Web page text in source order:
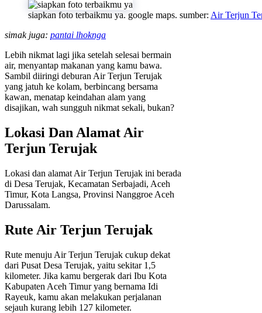
siapkan foto terbaikmu ya. google maps. sumber: Air Terjun
simak juga: pantai lhoknga
Lebih nikmat lagi jika setelah selesai bermain
air, menyantap makanan yang kamu bawa.
Sambil diiringi deburan Air Terjun Terujak
yang jatuh ke kolam, berbincang bersama
kawan, menatap keindahan alam yang
disajikan, wah sungguh nikmat sekali, bukan?
Lokasi Dan Alamat Air
Terjun Terujak
Lokasi dan alamat Air Terjun Terujak ini berada
di Desa Terujak, Kecamatan Serbajadi, Aceh
Timur, Kota Langsa, Provinsi Nanggroe Aceh
Darussalam.
Rute Air Terjun Terujak
Rute menuju Air Terjun Terujak cukup dekat
dari Pusat Desa Terujak, yaitu sekitar 1,5
kilometer. Jika kamu bergerak dari Ibu Kota
Kabupaten Aceh Timur yang bernama Idi
Rayeuk, kamu akan melakukan perjalanan
sejauh kurang lebih 127 kilometer.